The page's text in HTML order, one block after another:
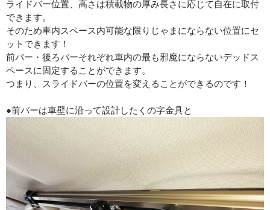
ライドバー位置、高さは積載物の厚み長さに応じて自在に取付
できます。
そのため車内スペース内可能な限りじゃまにならない位置にセ
ットできます！
前バー・後ろバーそれぞれ車内の最も邪魔にならないデッドス
ペースに固定することができます。
つまり、スライドバーの位置を変えることができるのです！
●前バーは車壁に沿って設計したくの字金具と